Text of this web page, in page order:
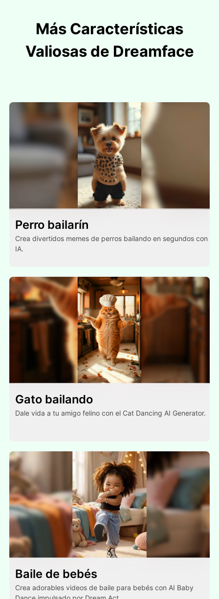
Más Características
Valiosas de Dreamface
Perro bailarín
Crea divertidos memes de perros bailando en segundos con
IA.
Gato bailando
Dale vida a tu amigo felino con el Cat Dancing AI Generator.
Baile de bebés
Crea adorables videos de baile para bebés con AI Baby